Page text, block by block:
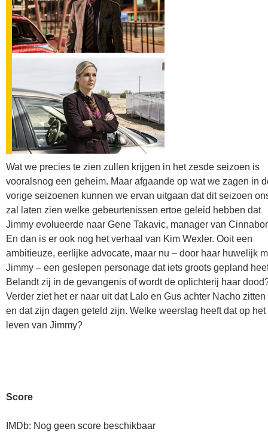
Wat we precies te zien zullen krijgen in het zesde seizoen is
vooralsnog een geheim. Maar afgaande op wat we zagen in
vorige seizoenen kunnen we ervan uitgaan dat dit seizoen
zal laten zien welke gebeurtenissen ertoe geleid hebben dat
Jimmy evolueerde naar Gene Takavic, manager van
En dan is er ook nog het verhaal van Kim Wexler. Ooit een
ambitieuze, eerlijke advocate, maar nu – door haar huwelijk
Jimmy – een geslepen personage dat iets groots gepland
Belandt zij in de gevangenis of wordt de oplichterij haar
Verder ziet het er naar uit dat Lalo en Gus achter Nacho zitten
en dat zijn dagen geteld zijn. Welke weerslag heeft dat op het
leven van Jimmy?
Score
IMDb: Nog geen score beschikbaar